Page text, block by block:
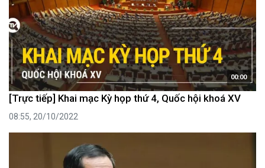
00:00
[Trực tiếp] Khai mạc Kỳ họp thứ 4, Quốc hội khoá XV
08:55, 20/10/2022